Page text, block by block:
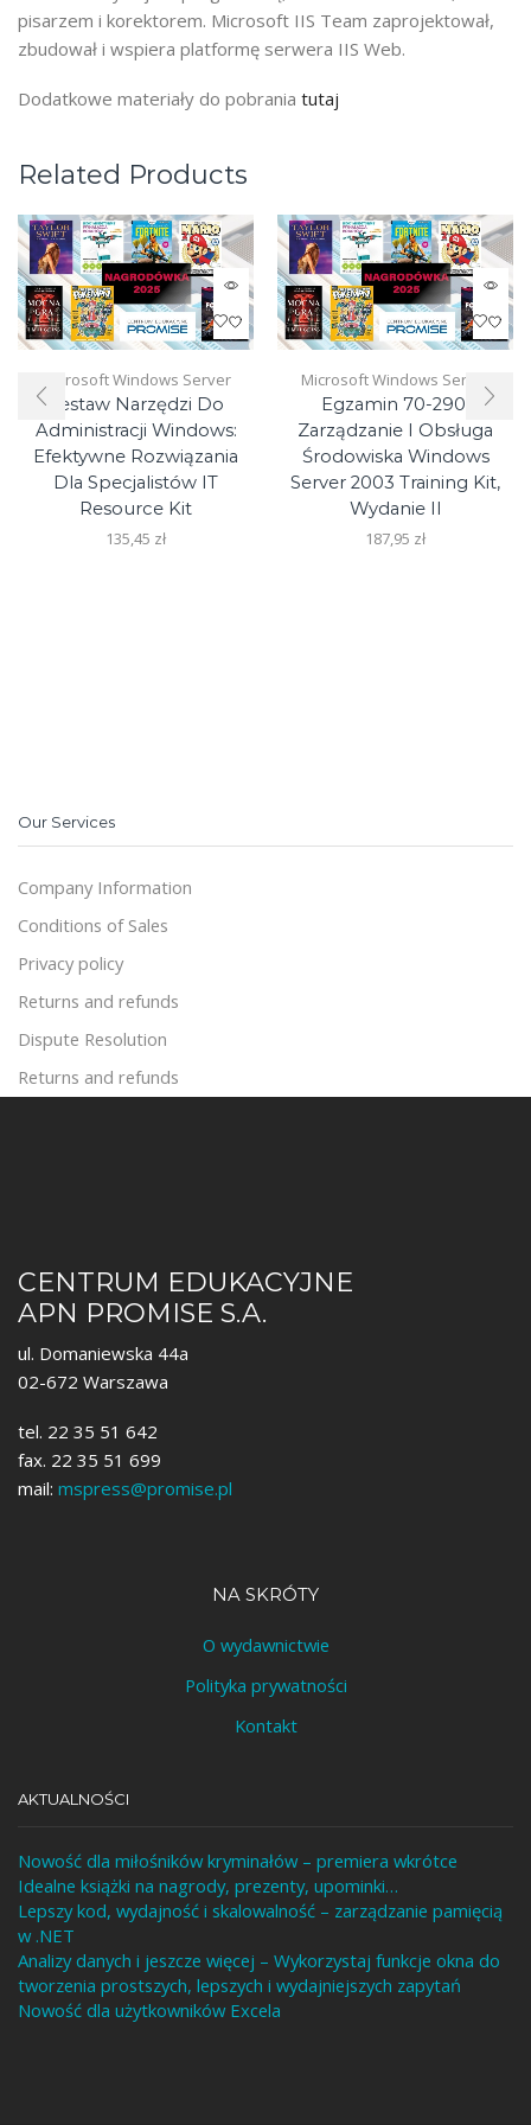
pisarzem i korektorem. Microsoft IIS Team zaprojektował,
zbudował i wspiera platformę serwera IIS Web.
Dodatkowe materiały do pobrania tutaj
Related Products
Microsoft Windows Server
Zestaw Narzędzi Do
Administracji Windows:
Efektywne Rozwiązania
Dla Specjalistów IT
Resource Kit
135,45 zł
Microsoft Windows Server
Egzamin 70-290:
Zarządzanie I Obsługa
Środowiska Windows
Server 2003 Training Kit,
Wydanie II
187,95 zł
Our Services
Company Information
Conditions of Sales
Privacy policy
Returns and refunds
Dispute Resolution
Returns and refunds
CENTRUM EDUKACYJNE
APN PROMISE S.A.
ul. Domaniewska 44a
02-672 Warszawa
tel. 22 35 51 642
fax. 22 35 51 699
mail: mspress@promise.pl
NA SKRÓTY
O wydawnictwie
Polityka prywatności
Kontakt
AKTUALNOŚCI
Nowość dla miłośników kryminałów – premiera wkrótce
Idealne książki na nagrody, prezenty, upominki…
Lepszy kod, wydajność i skalowalność – zarządzanie pamięcią
w .NET
Analizy danych i jeszcze więcej – Wykorzystaj funkcje okna do
tworzenia prostszych, lepszych i wydajniejszych zapytań
Nowość dla użytkowników Excela